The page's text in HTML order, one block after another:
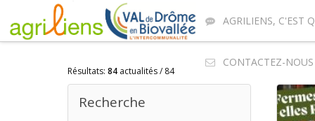
AGRILIENS, C'EST
CONTACTEZ-NOUS
Résultats: 84 actualités / 84
Recherche